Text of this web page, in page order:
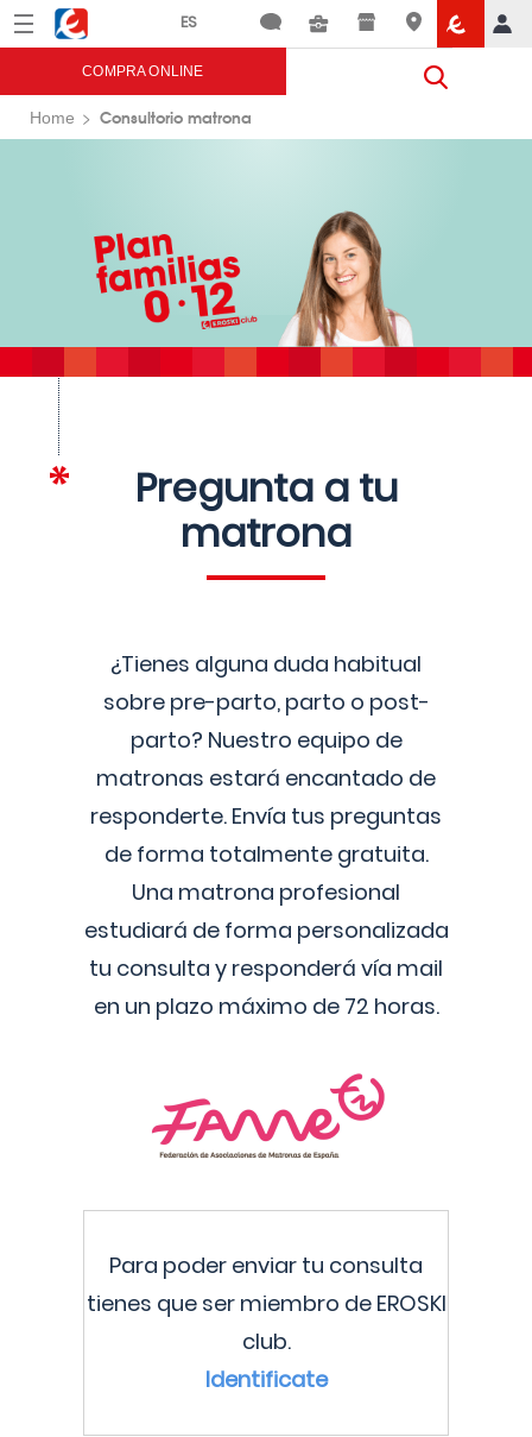
Menú Eroski
COMPRA ONLINE
Home Consultorio matrona
Pregunta a tu
matrona
¿Tienes alguna duda habitual
sobre pre-parto, parto o post-
parto? Nuestro equipo de
matronas estará encantado de
responderte. Envía tus preguntas
de forma totalmente gratuita.
Una matrona profesional
estudiará de forma personalizada
tu consulta y responderá vía mail
en un plazo máximo de 72 horas.
Para poder enviar tu consulta
tienes que ser miembro de EROSKI
club.
Identificate